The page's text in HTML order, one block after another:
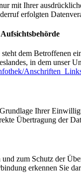
mit Ihrer
erfolgten
dem Betroffenen
in dem unser
Ihrer
Übertragung der
und zum Schutz der
erkennen Sie